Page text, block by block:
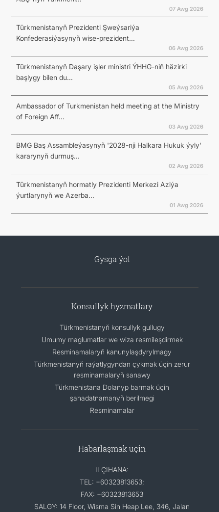
07 Awg 2026
Türkmenistanyň Prezidenti Şweýsariýa
Konfederasiýasynyň wise-prezident...
06 Awg 2026
Türkmenistanyň Daşary işler ministri ÝHHG-niň häzirki
başlygy bilen du...
05 Awg 2026
Ambassador of Turkmenistan held meeting at the Ministry
of Foreign Aff...
03 Awg 2026
BMG Baş Assambleýasynyň '2028-nji Halkara Hukuk ýyly'
kararynyň durmuş...
02 Awg 2026
Türkmenistanyň hormatly Prezidenti Merkezi Aziýa
ýurtlarynyň we Azerba...
01 Awg 2026
Gysga ýol
Konsullyk hyzmatlary
Türkmenistanyň konsullyk gullugy
Umumy maglumatlar we wiza resmileşdirmek
Resminamalaryň kanunylaşdyrylmagy
Türkmenistanyň raýatlygyndan çykmak üçin zerur
resminamalaryň sanawy
Türkmenistana Dolanyp barmak üçin
şahadatnamanyň berilmegi
Resminamalar
Habarlaşmak üçin
ILÇIHANA:
TEL: +60323813653;
FAX: +60323813653
SALGY: 14 Floor, Wisma Sin Heap Lee, 346, Jalan